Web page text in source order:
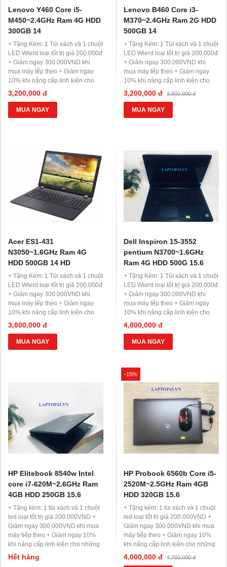
Lenovo Y460 Core i5-
M450~2.4GHz Ram 4G HDD
300GB 14
+ Tặng Kèm: 1 Túi xách và 1 chuột
LED Wierd loại tốt trị giá 200.000đ
+ Giảm ngay 300.000VND khi
mua máy tếp theo + Giảm ngay
10% khi nâng cấp linh kiện cho
những máy khác + Hỗ trợ trả góp
0 đồng, 0% lãi suất
3,200,000 đ
MUA NGAY
Lenovo B460 Core i3-
M370~2.4GHz Ram 2G HDD
500GB 14
+ Tặng Kèm: 1 Túi xách và 1 chuột
LED Wierd loại tốt trị giá 200.000đ
+ Giảm ngay 300.000VND khi
mua máy tếp theo + Giảm ngay
10% khi nâng cấp linh kiện cho
những máy khác + Hỗ trợ trả góp
0 đồng, 0% lãi suất
3,200,000 đ 3,800,000 đ
MUA NGAY
Acer ES1-431
N3050~1.6GHz Ram 4G
HDD 500GB 14 HD
+ Tặng Kèm: 1 Túi xách và 1 chuột
LED Wierd loại tốt trị giá 200.000đ
+ Giảm ngay 300.000VND khi
mua máy tếp theo + Giảm ngay
10% khi nâng cấp linh kiện cho
những máy khác + Hỗ trợ trả góp
0 đồng, 0% lãi suất
3,800,000 đ
MUA NGAY
Dell Inspiron 15-3552
pentium N3700~1.6GHz
Ram 4G HDD 500G 15.6
+ Tặng Kèm: 1 Túi xách và 1 chuột
LED Wierd loại tốt trị giá 200.000đ
+ Giảm ngay 300.000VND khi
mua máy tếp theo + Giảm ngay
10% khi nâng cấp linh kiện cho
những máy khác + Hỗ trợ trả góp
0 đồng, 0% lãi suất
4,800,000 đ
MUA NGAY
HP Elitebook 8540w Intel
core i7-620M~2.6GHz Ram
4GB HDD 250GB 15.6
+ Tặng kèm: 1 túi xách và 1 chuột
led loại tốt trị giá 200.000VND +
Giảm ngay 300.000VND khi mua
máy tiếp theo + Giảm ngay 10%
khi nâng cấp linh kiện cho những
máy khác + Hỗ trợ trả góp 0đ, 0%
Hết hàng
-15%
HP Probook 6560b Core i5-
2520M~2.5GHz Ram 4GB
HDD 320GB 15.6
+ Tặng kèm: 1 túi xách và 1 chuột
led loại tốt trị giá 200.000VND +
Giảm ngay 300.000VND khi mua
máy tiếp theo + Giảm ngay 10%
khi nâng cấp linh kiện cho những
máy khác + Hỗ trợ trả góp 0đ, 0%
lãi suất
4,000,000 đ 4,700,000 đ